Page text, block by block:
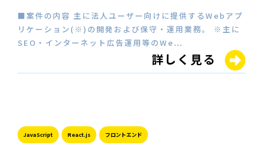
■案件の内容 主に法人ユーザー向けに提供するWebアプ
リケーション(※)の開発および保守・運用業務。 ※主に
SEO・インターネット広告運用等のWe…
詳しく見る
JavaScript React.js フロントエンド